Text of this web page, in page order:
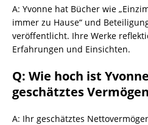
A: Yvonne hat Bücher wie
immer zu Hause“ und
veröffentlicht. Ihre Werke
Erfahrungen und Einsichten.
Q: Wie hoch ist
geschätztes
A: Ihr geschätztes